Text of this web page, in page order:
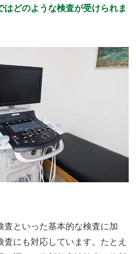
はどのような検査が受けられま
査といった基本的な検査に加
査にも対応しています。たとえ